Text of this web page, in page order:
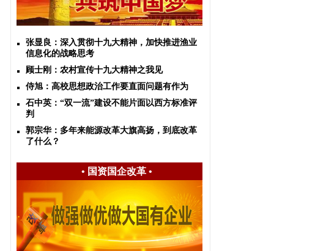
张显良：深入贯彻十九大精神，加快推进渔业
信息化的战略思考
顾士刚：农村宣传十九大精神之我见
侍旭：高校思想政治工作要直面问题有作为
石中英：“双一流”建设不能片面以西方标准评
判
郭宗华：多年来能源改革大旗高扬，到底改革
了什么？
• 国资国企改革•